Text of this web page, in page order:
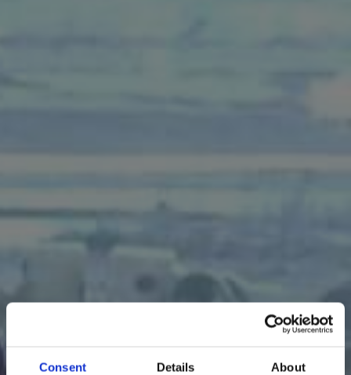
Consent Details About